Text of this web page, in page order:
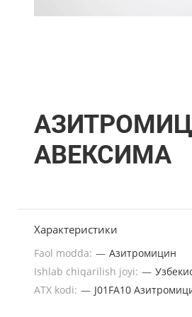
АВЕКСИМА
Характеристики
Faol modda: — Азитромицин
Ishlab chiqarilish joyi: —
ATX kodi: — J01FA10